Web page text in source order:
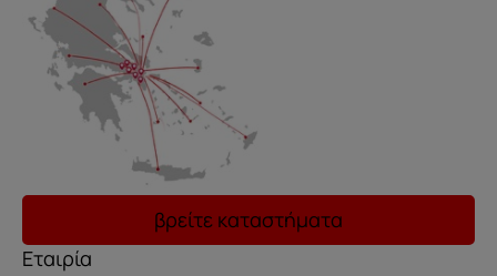
βρείτε καταστήματα
Εταιρία